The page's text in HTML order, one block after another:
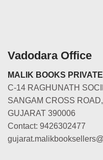
Vadodara Office
MALIK BOOKS
C-14 RAGHUNATH
SANGAM CROSS
GUJARAT 390006
Contact: 9426302477